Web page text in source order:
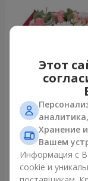
Букет "Очарование
нежности"
3 449 грн
Этот
Хранение
Вашем
Информация с
cookie и